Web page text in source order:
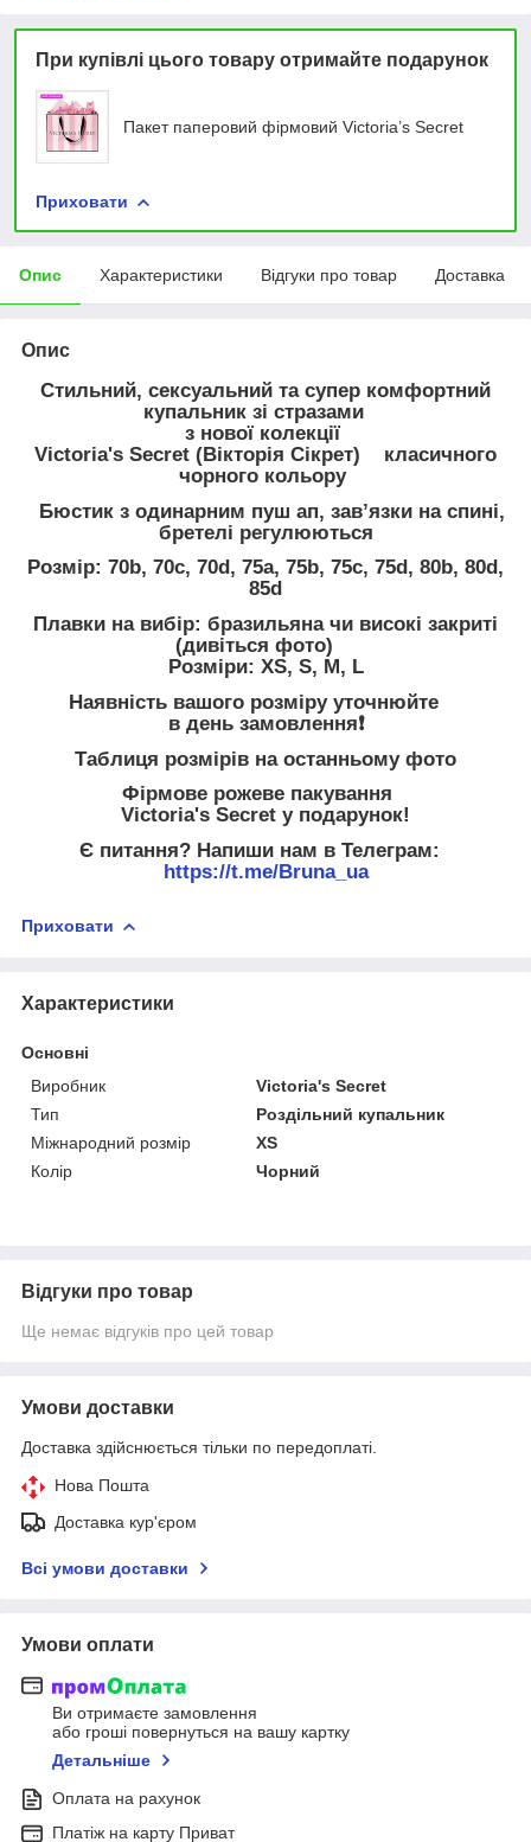
При купівлі цього товару отримайте подарунок
Пакет паперовий фірмовий Victoria’s Secret
Приховати
Опис Характеристики Відгуки про товар Доставка
Опис
Стильний, сексуальний та супер комфортний
купальник зі стразами
з нової колекції
Victoria's Secret (Вікторія Сікрет) класичного
чорного кольору
Бюстик з одинарним пуш ап, завʼязки на спині,
бретелі регулюються
Розмір: 70b, 70c, 70d, 75a, 75b, 75c, 75d, 80b, 80d,
85d
Плавки на вибір: бразильяна чи високі закриті
(дивіться фото)
Розміри: XS, S, M, L
Наявність вашого розміру уточнюйте
в день замовлення❗️
Таблиця розмірів на останньому фото
Фірмове рожеве пакування
Victoria's Secret у подарунок!
Є питання? Напиши нам в Телеграм:
https://t.me/Bruna_ua
Приховати
Характеристики
Основні
Виробник
Victoria's Secret
Тип
Роздільний купальник
Міжнародний розмір
XS
Колір
Чорний
Відгуки про товар
Ще немає відгуків про цей товар
Умови доставки
Доставка здійснюється тільки по передоплаті.
Нова Пошта
Доставка кур'єром
Всі умови доставки
Умови оплати
Ви отримаєте замовлення
або гроші повернуться на вашу картку
Детальніше
Оплата на рахунок
Платіж на карту Приват